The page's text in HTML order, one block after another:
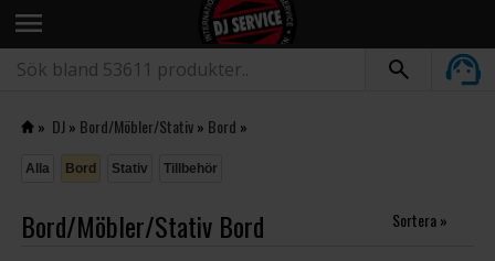
menu
» DJ» Bord/Möbler/Stativ» Bord »
Alla Bord Stativ Tillbehör
Bord/Möbler/Stativ Bord Sortera »